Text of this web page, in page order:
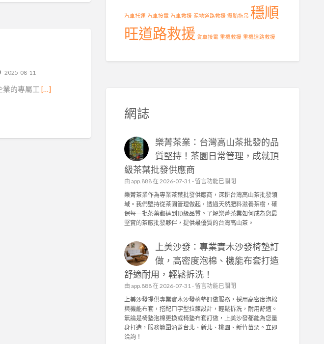
2025-08-11
業的專屬工 […]
汽車托運 汽車接電 汽車救援 泥地道路救援 爆胎拖吊 穩順
旺道路救援 貨車接電 重機救援 重機道路救援
網誌
樂菁茶業：台灣高山茶批發的品
質堅持！茶園日常管理，成就頂
級茶葉批發供應商
由 app.888在 2026-07-31 - 在
〈
樂
菁
茶
業
台
灣
高
山
茶
發
的
品
質
留言功能已關閉
樂菁茶業作為專業茶葉批發供應商，深耕台灣高山茶批發領
域。我們堅持從茶園管理做起，透過天然肥料滋養茶樹，確
保每一批茶葉都達到頂級品質。了解樂菁茶業如何成為您最
堅實的茶廠批發夥伴，提供最優質的台灣高山茶。
上美沙發：專業實木沙發椅墊訂
做，高密度泡棉、機能布套打造
舒適耐用，輕鬆拆洗！
由 app.888在 2026-07-31 - 在
〈
上
美
沙
發
留言功能已關閉
上美沙發提供專業實木沙發椅墊訂做服務，採用高密度泡棉
與機能布套，搭配ㄇ字型拉鍊設計，輕鬆拆洗，耐用舒適。
無論是椅墊泡棉更換或椅墊布套訂做，上美沙發都能為您量
身打造，服務範圍涵蓋台北、新北、桃園、新竹苗栗。立即
洽詢！